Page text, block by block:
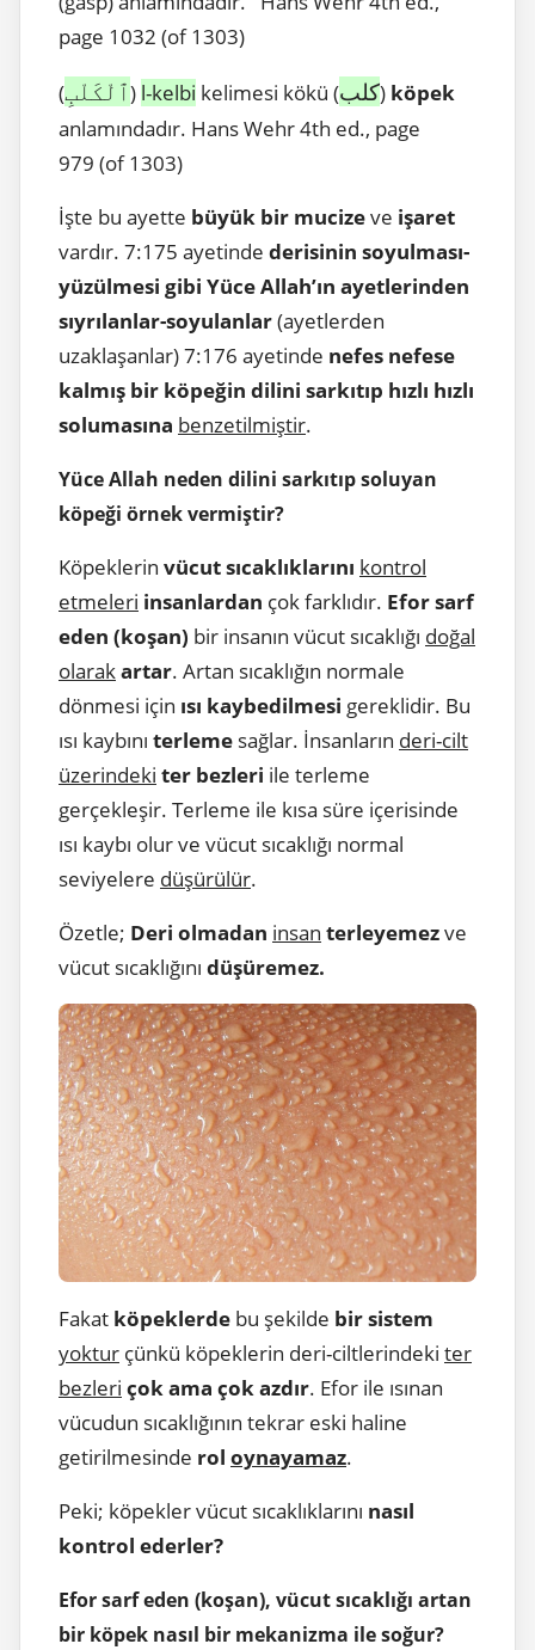
page 1032 (of 1303)
(ٱلْكَلْبِ) l-kelbi kelimesi kökü (كلب) köpek
anlamındadır. Hans Wehr 4th ed., page
979 (of 1303)
İşte bu ayette büyük bir mucizeve işaret
vardır. 7:175 ayetinde derisinin soyulması-
yüzülmesi gibi Yüce Allah’ın ayetlerinden
sıyrılanlar-soyulanlar(ayetlerden
uzaklaşanlar) 7:176 ayetinde nefes nefese
kalmış bir köpeğin dilini sarkıtıp hızlı hızlı
solumasına benzetilmiştir.
Yüce Allah neden dilini sarkıtıp soluyan
köpeği örnek vermiştir?
Köpeklerin vücut sıcaklıklarını kontrol
etmeleri insanlardan çok farklıdır. Eforsarf
eden (koşan) bir insanın vücut sıcaklığı doğal
olarakartar. Artan sıcaklığın normale
dönmesi için ısı kaybedilmesi gereklidir. Bu
ısı kaybını terleme sağlar. İnsanların deri-cilt
üzerindeki ter bezleri ile terleme
gerçekleşir. Terleme ile kısa süre içerisinde
ısı kaybı olur ve vücut sıcaklığı normal
seviyelere düşürülür.
Özetle; Deri olmadan insan terleyemezve
vücut sıcaklığını düşüremez.
Fakat köpeklerde bu şekilde bir sistem
yoktur çünkü köpeklerin deri-ciltlerindeki ter
bezleri çok ama çok azdır. Efor ile ısınan
vücudun sıcaklığının tekrar eski haline
getirilmesinde rol oynayamaz.
Peki; köpekler vücut sıcaklıklarını nasıl
kontrol ederler?
Efor sarf eden (koşan), vücut sıcaklığı artan
bir köpek nasıl bir mekanizma ile soğur?